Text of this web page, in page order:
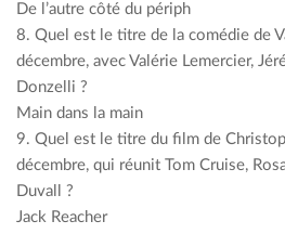
De l’autre côté du périph
8. Quel est le titre de la comédie de
décembre, avec Valérie Lemercier,
Donzelli ?
Main dans la main
9. Quel est le titre du film de
décembre, qui réunit Tom Cruise,
Duvall ?
Jack Reacher